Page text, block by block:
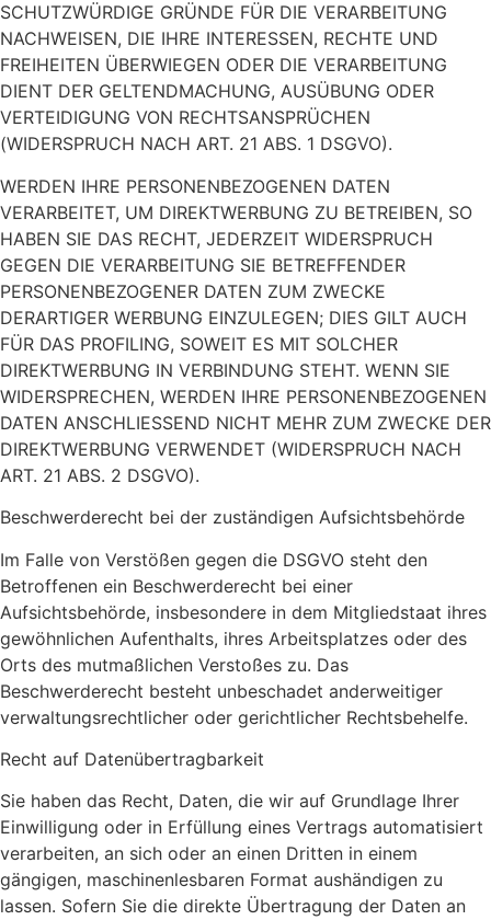
SCHUTZWÜRDIGE GRÜNDE FÜR DIE VERARBEITUNG
NACHWEISEN, DIE IHRE INTERESSEN, RECHTE UND
FREIHEITEN ÜBERWIEGEN ODER DIE VERARBEITUNG
DIENT DER GELTENDMACHUNG, AUSÜBUNG ODER
VERTEIDIGUNG VON RECHTSANSPRÜCHEN
(WIDERSPRUCH NACH ART. 21 ABS. 1 DSGVO).
WERDEN IHRE PERSONENBEZOGENEN DATEN
VERARBEITET, UM DIREKTWERBUNG ZU BETREIBEN, SO
HABEN SIE DAS RECHT, JEDERZEIT WIDERSPRUCH
GEGEN DIE VERARBEITUNG SIE BETREFFENDER
PERSONENBEZOGENER DATEN ZUM ZWECKE
DERARTIGER WERBUNG EINZULEGEN; DIES GILT AUCH
FÜR DAS PROFILING, SOWEIT ES MIT SOLCHER
DIREKTWERBUNG IN VERBINDUNG STEHT. WENN SIE
WIDERSPRECHEN, WERDEN IHRE PERSONENBEZOGENEN
DATEN ANSCHLIESSEND NICHT MEHR ZUM ZWECKE DER
DIREKTWERBUNG VERWENDET (WIDERSPRUCH NACH
ART. 21 ABS. 2 DSGVO).
Beschwerde­recht bei der zuständigen Aufsichts­behörde
Im Falle von Verstößen gegen die DSGVO steht den
Betroffenen ein Beschwerderecht bei einer
Aufsichtsbehörde, insbesondere in dem Mitgliedstaat ihres
gewöhnlichen Aufenthalts, ihres Arbeitsplatzes oder des
Orts des mutmaßlichen Verstoßes zu. Das
Beschwerderecht besteht unbeschadet anderweitiger
verwaltungsrechtlicher oder gerichtlicher Rechtsbehelfe.
Recht auf Daten­übertrag­barkeit
Sie haben das Recht, Daten, die wir auf Grundlage Ihrer
Einwilligung oder in Erfüllung eines Vertrags automatisiert
verarbeiten, an sich oder an einen Dritten in einem
gängigen, maschinenlesbaren Format aushändigen zu
lassen. Sofern Sie die direkte Übertragung der Daten an